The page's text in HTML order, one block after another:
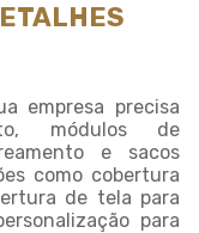
empresa precisa
módulos de
e sacos
como cobertura
de tela para
para